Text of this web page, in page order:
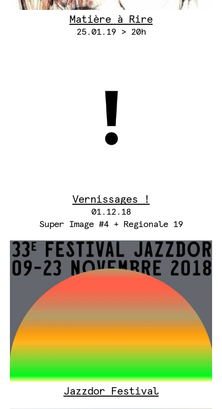
Matière à Rire
25.01.19 > 20h
Vernissages !
01.12.18
Super Image #4 + Regionale 19
Jazzdor Festival